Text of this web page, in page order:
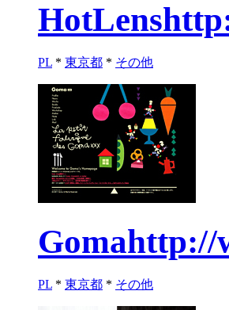
HotLens
PL * 東京都 * その他
Gomahttp://
PL * 東京都 * その他